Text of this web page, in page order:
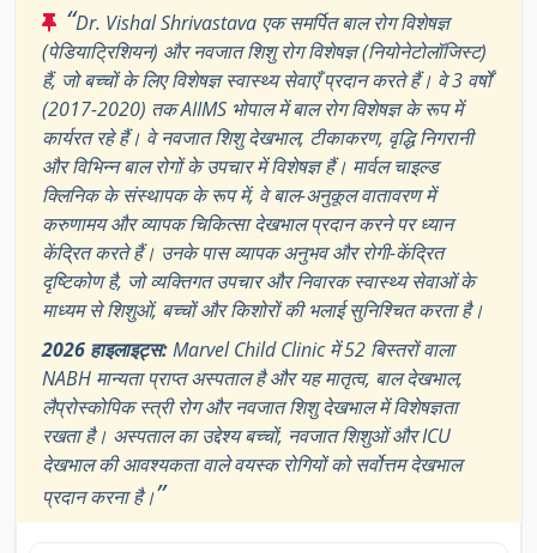
“Dr. Vishal Shrivastava एक समर्पित बाल रोग विशेषज्ञ
(पेडियाट्रिशियन) और नवजात शिशु रोग विशेषज्ञ (नियोनेटोलॉजिस्ट)
हैं, जो बच्चों के लिए विशेषज्ञ स्वास्थ्य सेवाएँ प्रदान करते हैं। वे 3 वर्षों
(2017-2020) तक AIIMS भोपाल में बाल रोग विशेषज्ञ के रूप में
कार्यरत रहे हैं। वे नवजात शिशु देखभाल, टीकाकरण, वृद्धि निगरानी
और विभिन्न बाल रोगों के उपचार में विशेषज्ञ हैं। मार्वल चाइल्ड
क्लिनिक के संस्थापक के रूप में, वे बाल-अनुकूल वातावरण में
करुणामय और व्यापक चिकित्सा देखभाल प्रदान करने पर ध्यान
केंद्रित करते हैं। उनके पास व्यापक अनुभव और रोगी-केंद्रित
दृष्टिकोण है, जो व्यक्तिगत उपचार और निवारक स्वास्थ्य सेवाओं के
माध्यम से शिशुओं, बच्चों और किशोरों की भलाई सुनिश्चित करता है।
2026 हाइलाइट्स:Marvel Child Clinic में 52 बिस्तरों वाला
NABH मान्यता प्राप्त अस्पताल है और यह मातृत्व, बाल देखभाल,
लैप्रोस्कोपिक स्त्री रोग और नवजात शिशु देखभाल में विशेषज्ञता
रखता है। अस्पताल का उद्देश्य बच्चों, नवजात शिशुओं और ICU
देखभाल की आवश्यकता वाले वयस्क रोगियों को सर्वोत्तम देखभाल
प्रदान करना है।”